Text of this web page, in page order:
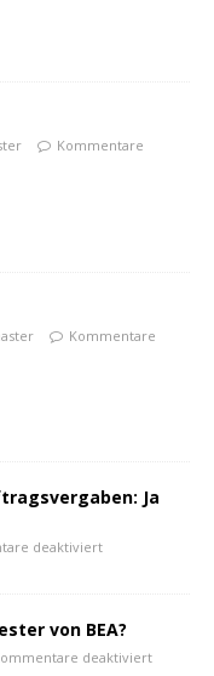
Kommentare
Kommentare
Ja
deaktiviert
von BEA?
deaktiviert